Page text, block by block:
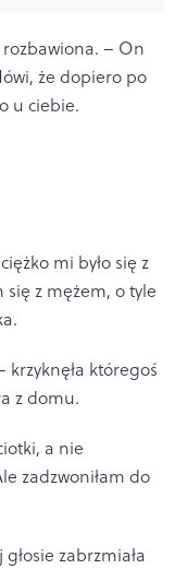
– On
że dopiero po
u ciebie.
mi było się z
się z mężem, o tyle
krzyknęła któregoś
z domu.
a nie
zadzwoniłam do
zabrzmiała